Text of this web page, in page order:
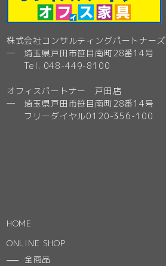
株式会社コンサルティングパートナーズ
─ 埼玉県戸田市笹目南町28番14号
Tel. 048-449-8100
オフィスパートナー 戸田店
─ 埼玉県戸田市笹目南町28番14号
フリーダイヤル0120-356-100
HOME
ONLINE SHOP
全商品